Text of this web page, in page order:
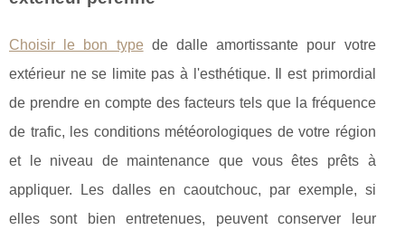
Choisir le bon type de dalle amortissante pour votre
extérieur ne se limite pas à l'esthétique. Il est primordial
de prendre en compte des facteurs tels que la fréquence
de trafic, les conditions météorologiques de votre région
et le niveau de maintenance que vous êtes prêts à
appliquer. Les dalles en caoutchouc, par exemple, si
elles sont bien entretenues, peuvent conserver leur